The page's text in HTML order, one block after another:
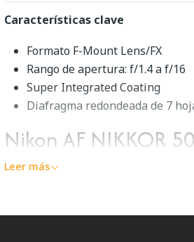
Características clave
Formato F-Mount Lens/FX
Rango de apertura: f/1.4 a f/16
Super Integrated Coating
Diafragma redondeada de 7
Nikon AF NIKKOR
Descripción general
Leer más